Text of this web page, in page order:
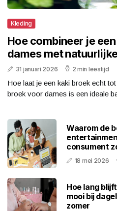
Kleding
Hoe combineer je
dames met
31 januari 2026 2 min leestijd
Hoe laat je een kaki broek echt
broek voor dames is een ideale
Waarom de
consument
18 mei 2026
Hoe lang
mooi bij
zomer